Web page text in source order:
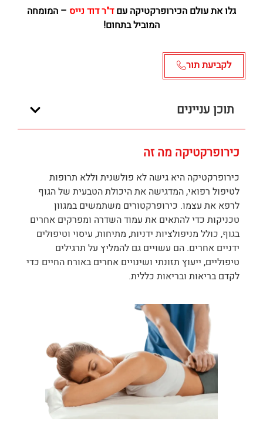
גלו את עולם הכירופרקטיקה עםד"ר דוד נייס – המומחה
המוביל בתחום!
לקביעת תור
תוכן עניינים
כירופרקטיקה מה זה
כירופרקטיקה היא גישה לא פולשנית וללא תרופות
לטיפול רפואי, המדגישה את היכולת הטבעית של הגוף
לרפא את עצמו. כירופרקטורים משתמשים במגוון
טכניקות כדי להתאים את עמוד השדרה ומפרקים אחרים
בגוף, כולל מניפולציות ידניות, מתיחות, עיסוי וטיפולים
ידניים אחרים. הם עשויים גם להמליץ על תרגילים
טיפוליים, ייעוץ תזונתי ושינויים אחרים באורח החיים כדי
לקדם בריאות ובריאות כללית.